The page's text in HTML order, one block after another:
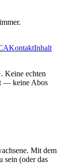
KontaktInhalt
Keine echten
— keine Abos
Mit dem
sein (oder das